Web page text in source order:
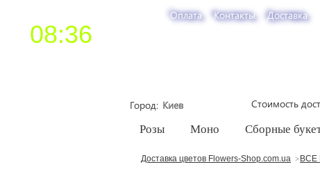
08:36
Оплата Контакты Доставка
Город Стоимость
Розы Моно Сборные
Доставка цветов Flowers-Shop.com.ua ВСЕ